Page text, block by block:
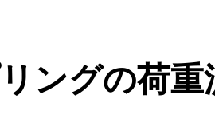
ングの荷